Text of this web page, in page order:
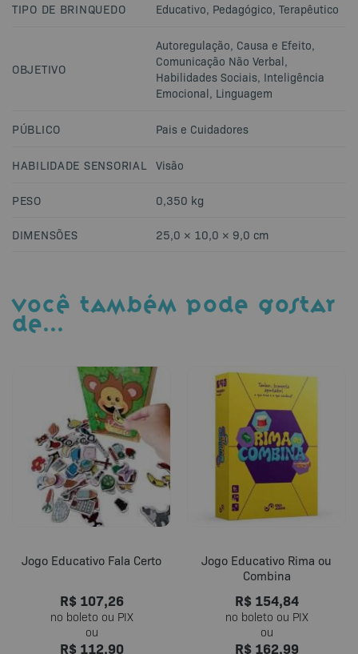
TIPO DE BRINQUEDO Educativo, Pedagógico, Terapêutico
OBJETIVO
Autoregulação, Causa e Efeito,
Comunicação Não Verbal,
Habilidades Sociais, Inteligência
Emocional, Linguagem
PÚBLICO Pais e Cuidadores
HABILIDADE SENSORIAL Visão
PESO 0,350 kg
DIMENSÕES 25,0 × 10,0 × 9,0 cm
VOCÊ TAMBÉM PODE GOSTAR
DE…
Jogo Educativo Fala Certo
R$107,26
R$112,90
Jogo Educativo Rima ou
Combina
R$154,84
R$162,99